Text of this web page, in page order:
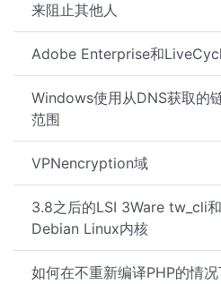
来阻止其他人
Adobe Enterprise和
Windows使用从DNS获取的
范围
VPNencryption域
3.8之后的LSI 3Ware tw_cli
Debian Linux内核
如何在不重新编译PHP的情